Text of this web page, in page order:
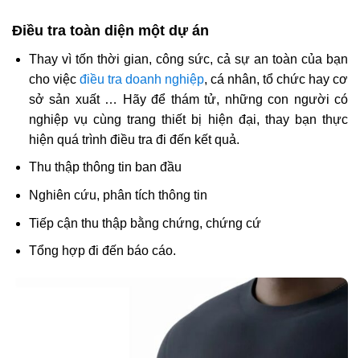
Điều tra toàn diện một dự án
Thay vì tốn thời gian, công sức, cả sự an toàn của bạn
cho việc điều tra doanh nghiệp, cá nhân, tổ chức hay cơ
sở sản xuất … Hãy để thám tử, những con người có
nghiệp vụ cùng trang thiết bị hiện đại, thay bạn thực
hiện quá trình điều tra đi đến kết quả.
Thu thập thông tin ban đầu
Nghiên cứu, phân tích thông tin
Tiếp cận thu thập bằng chứng, chứng cứ
Tổng hợp đi đến báo cáo.